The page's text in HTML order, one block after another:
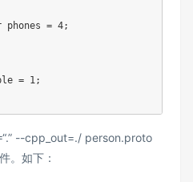
phones = 4;
= 1;
--cpp_out=./ person.proto
。如下：